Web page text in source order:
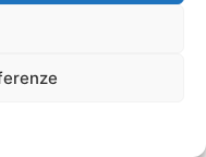
– Leggi il